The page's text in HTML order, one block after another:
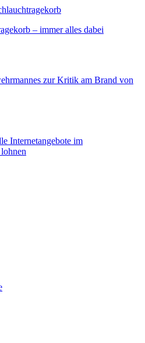
– immer alles dabei
zur Kritik am Brand von
Internetangebote im